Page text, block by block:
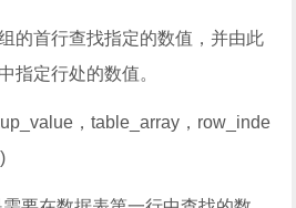
的首行查找指定的数值，并由此
指定行处的数值。
，table_array，row_inde